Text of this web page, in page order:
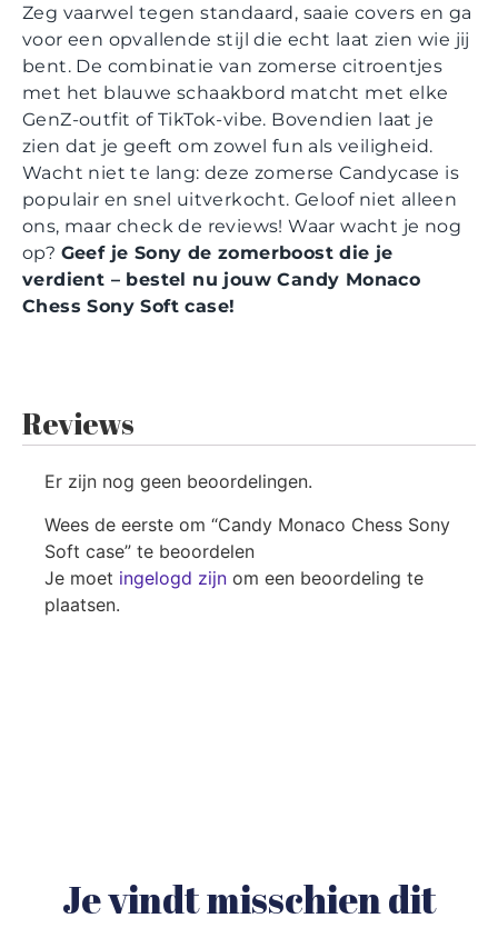
Zeg vaarwel tegen standaard, saaie covers en ga
voor een opvallende stijl die echt laat zien wie jij
bent. De combinatie van zomerse citroentjes
met het blauwe schaakbord matcht met elke
GenZ-outfit of TikTok-vibe. Bovendien laat je
zien dat je geeft om zowel fun als veiligheid.
Wacht niet te lang: deze zomerse Candycase is
populair en snel uitverkocht. Geloof niet alleen
ons, maar check de reviews! Waar wacht je nog
op? Geef je Sony de zomerboost die je
verdient – bestel nu jouw Candy Monaco
Chess Sony Soft case!
Reviews
Er zijn nog geen beoordelingen.
Wees de eerste om “Candy Monaco Chess Sony
Soft case” te beoordelen
Je moet ingelogd zijn om een beoordeling te
plaatsen.
Je vindt misschien dit